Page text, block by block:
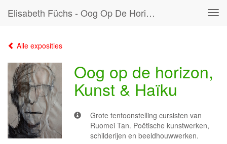
Elisabeth Füchs - Oog Op De Horizon, Kunst & Haïku
Alle exposities
Oog op de horizon,
Kunst & Haïku
Grote tentoonstelling cursisten van
Ruomei Tan. Poëtische kunstwerken,
schilderijen en beeldhouwwerken.